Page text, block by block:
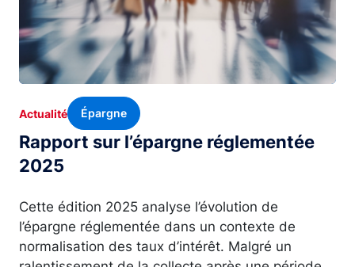
Rapport sur l’épargne réglementée
2025
Actualité Épargne
Cette édition 2025 analyse l’évolution de
l’épargne réglementée dans un contexte de
normalisation des taux d’intérêt. Malgré un